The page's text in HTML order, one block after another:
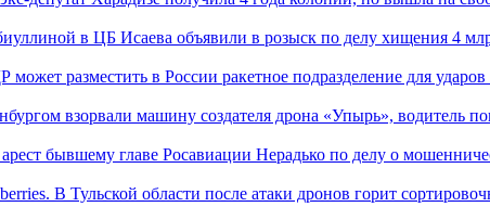
в ЦБ Исаева объявили в розыск по делу хищения 4
может разместить в России ракетное подразделение для
взорвали машину создателя дрона «Упырь», водитель
бывшему главе Росавиации Нерадько по делу о
В Тульской области после атаки дронов горит